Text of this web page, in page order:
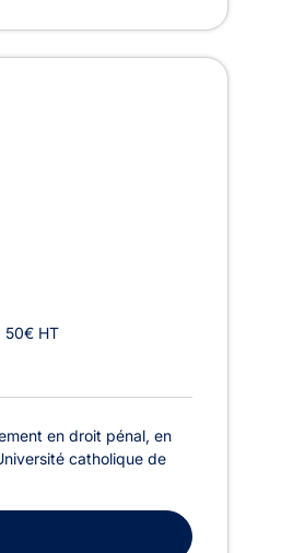
50€ HT
en droit pénal, en
catholique de